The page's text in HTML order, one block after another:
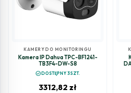
KAMERY DO MONITORINGU
Kamera IP Dahua TPC-BF1241-
TB3F4-DW-S8
check_circleDOSTĘPNY 3SZT.
3312,82 zł